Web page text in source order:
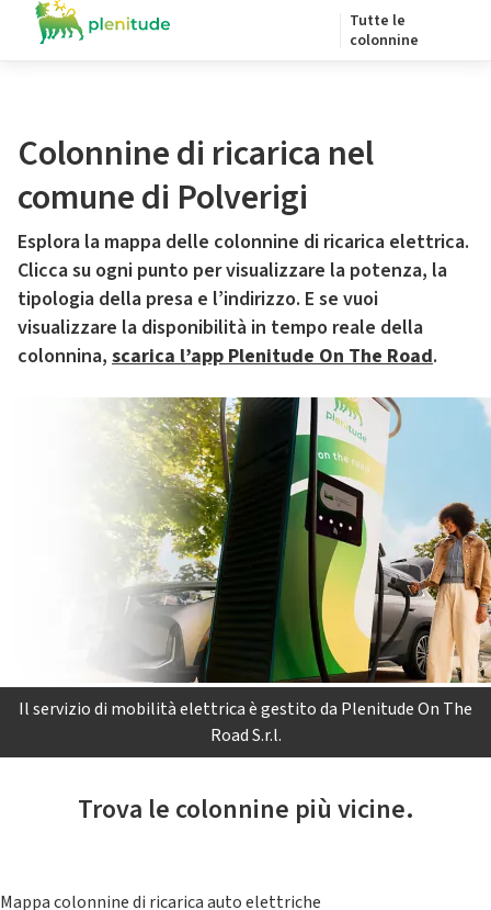
Tutte le
colonnine
Colonnine di ricarica nel
comune di Polverigi
Esplora la mappa delle colonnine di ricarica elettrica.
Clicca su ogni punto per visualizzare la potenza, la
tipologia della presa e l’indirizzo. E se vuoi
visualizzare la disponibilità in tempo reale della
colonnina, scarica l’app Plenitude On The Road.
Il servizio di mobilità elettrica è gestito da Plenitude On The
Road S.r.l.
Trova le colonnine più vicine.
Mappa colonnine di ricarica auto elettriche